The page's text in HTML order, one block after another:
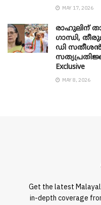
MAY 17, 2026
രാഹുലിന്
​ഗാന്ധി,
ഡി സതീശൻ
Exclusive
MAY 8, 2026
Get the latest
in-depth coverage